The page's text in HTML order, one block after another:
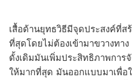
เสื้อด้านยุทธวิธีมีจุดประสงค์ที่
ที่สุดโดยไม่ต้องเข้ามาขวางทา
ดั้งเดิมมันเพิ่มประสิทธิภาพการ
ให้มากที่สุด มันออกแบบมาเพื่อ